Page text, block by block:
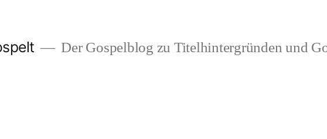
Der Gospelblog zu Titelhintergründen und